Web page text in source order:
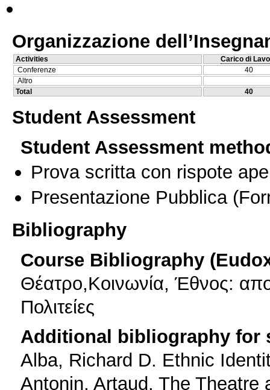
Organizzazione
Activities
Carico di
Conferenze
40
Altro
Total
40
Student Assessment
Student Assessment
Prova scritta con rispote
Presentazione Pubblica
Bibliography
Course Bibliography
Θέατρο,Κοινωνία, Έθνος:
Πολιτείες
Additional bibliography for
Alba, Richard D. Ethnic
Antonin, Artaud. The Theatre